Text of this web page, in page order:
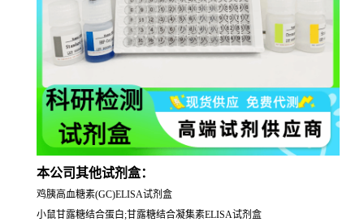
本公司其他试剂盒：
鸡胰高血糖素(GC)ELISA试剂盒
小鼠甘露糖结合蛋白;甘露糖结合凝集素ELISA试剂盒